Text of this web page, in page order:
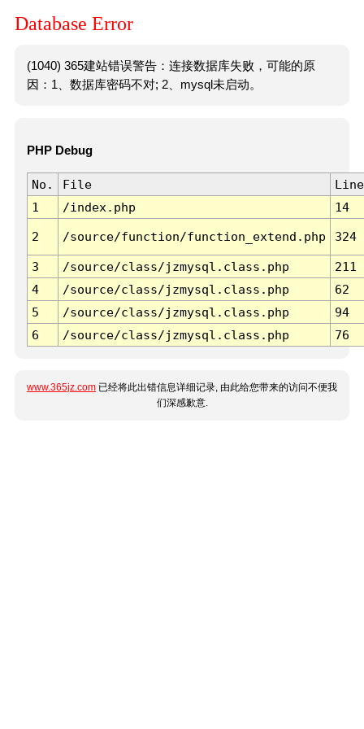
Database Error
(1040) 365建站错误警告：连接数据库失败，可能的原
因：1、数据库密码不对; 2、mysql未启动。
PHP Debug
No. File
Line
1
/index.php 14
2 /source/function/function_extend.php 324
3 /source/class/jzmysql.class.php
211
4
/source/class/jzmysql.class.php
62
5
/source/class/jzmysql.class.php
94
6
/source/class/jzmysql.class.php 76
www.365jz.com 已经将此出错信息详细记录, 由此给您带来的访问不便我
们深感歉意.